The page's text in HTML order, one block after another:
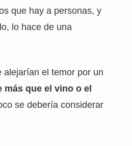
que hay a personas, y
lo hace de una
el temor por un
que el vino o el
se debería considerar